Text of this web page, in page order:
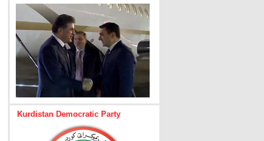
Kurdistan Democratic Party